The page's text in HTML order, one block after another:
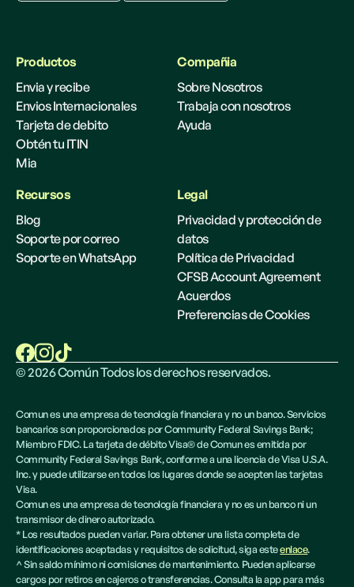
Productos
Envia y recibe
Envios Internacionales
Tarjeta de debito
Obtén tu ITIN
Mia
Compañia
Sobre Nosotros
Trabaja con nosotros
Ayuda
Recursos
Blog
Soporte por correo
Soporte en WhatsApp
Legal
Privacidad y protección de
datos
Política de Privacidad
CFSB Account Agreement
Acuerdos
Preferencias de Cookies
©2026Común Todos los derechos reservados.
Comun es una empresa de tecnología financiera y no un banco. Servicios
bancarios son proporcionados por Community Federal Savings Bank;
Miembro FDIC. La tarjeta de débito Visa® de Comun es emitida por
Community Federal Savings Bank, conforme a una licencia de Visa U.S.A.
Inc. y puede utilizarse en todos los lugares donde se acepten las tarjetas
Visa.
Comun es una empresa de tecnología financiera y no es un banco ni un
transmisor de dinero autorizado.
* Los resultados pueden variar. Para obtener una lista completa de
identificaciones aceptadas y requisitos de solicitud, siga esteenlace.
^ Sin saldo mínimo ni comisiones de mantenimiento. Pueden aplicarse
cargos por retiros en cajeros o transferencias. Consulta la app para más